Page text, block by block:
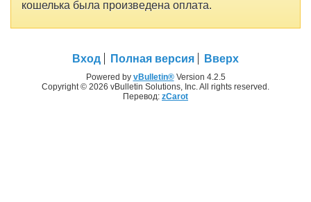
кошелька была произведена оплата.
Вход Полная версия Вверх
Powered by vBulletin®Version 4.2.5
Copyright © 2026 vBulletin Solutions, Inc. All rights reserved.
Перевод: zCarot